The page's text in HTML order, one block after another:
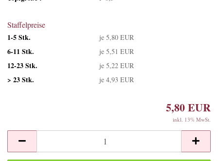
Staffelpreise
1-5 Stk.
je 5,80 EUR
6-11 Stk. je 5,51 EUR
12-23 Stk. je 5,22 EUR
> 23 Stk. je 4,93 EUR
5,80 EUR
inkl. 13% MwSt.